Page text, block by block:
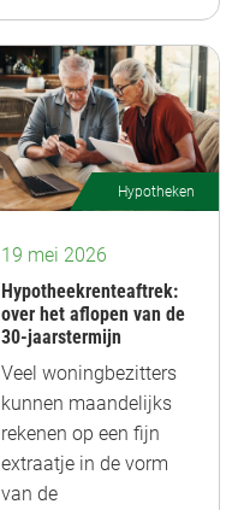
Hypotheken
19 mei 2026
Hypotheekrenteaftrek:
over het aflopen van de
30-jaarstermijn
Veel woningbezitters
kunnen maandelijks
rekenen op een fijn
extraatje in de vorm
van de